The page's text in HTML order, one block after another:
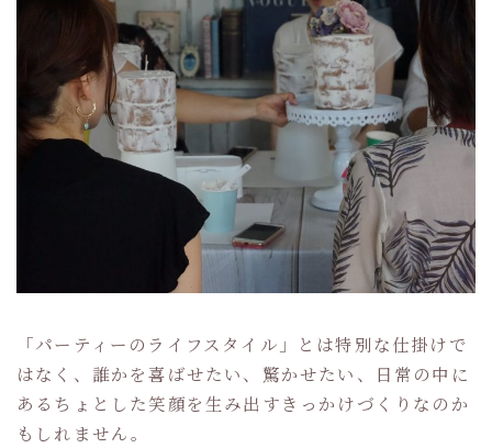
「パーティーのライフスタイル」とは特別な仕掛けで
はなく、誰かを喜ばせたい、驚かせたい、日常の中に
あるちょとした笑顔を生み出すきっかけづくりなのか
もしれません。